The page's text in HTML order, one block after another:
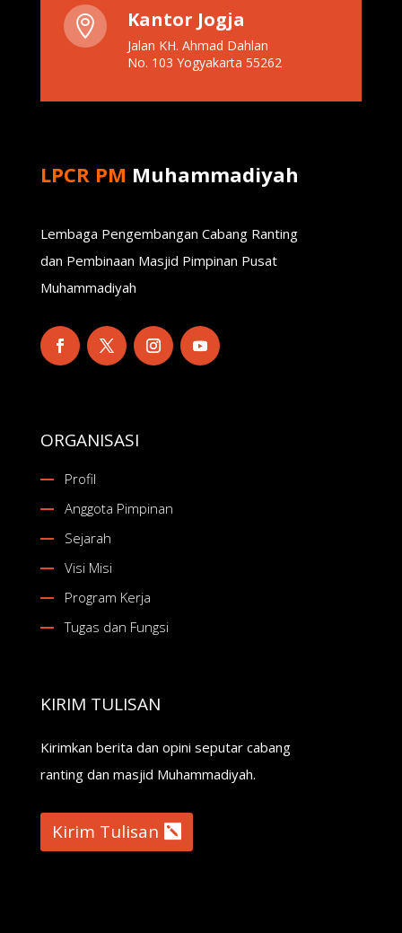
 Kantor Jogja
Jalan KH. Ahmad Dahlan
No. 103 Yogyakarta 55262
LPCR PM Muhammadiyah
Lembaga Pengembangan Cabang Ranting
dan Pembinaan Masjid Pimpinan Pusat
Muhammadiyah
ORGANISASI
Profil
Anggota Pimpinan
Sejarah
Visi Misi
Program Kerja
Tugas dan Fungsi
KIRIM TULISAN
Kirimkan berita dan opini seputar cabang
ranting dan masjid Muhammadiyah.
Kirim Tulisan